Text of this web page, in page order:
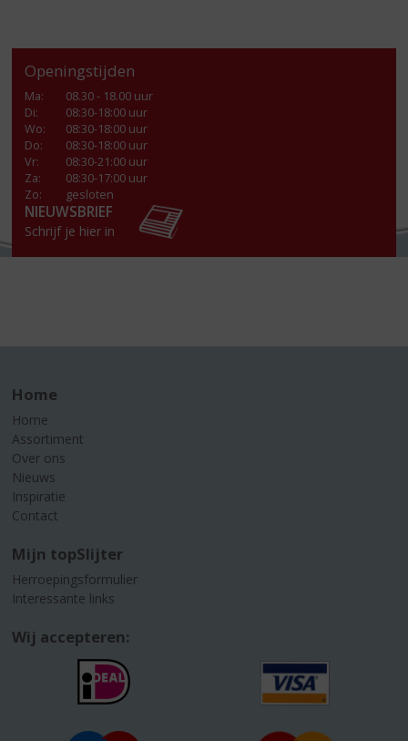
Openingstijden
Ma:
08.30 - 18.00 uur
Di:
08:30-18:00 uur
Wo:
08:30-18:00 uur
Do:
08:30-18:00 uur
Vr:
08:30-21:00 uur
Za:
08:30-17:00 uur
Zo:
gesloten
NIEUWSBRIEF
Schrijf je hier in
Home
Home
Assortiment
Over ons
Nieuws
Inspiratie
Contact
Mijn topSlijter
Herroepingsformulier
Interessante links
Wij accepteren: